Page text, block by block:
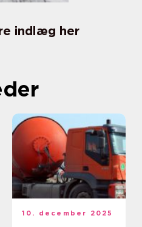
indlæg her
10. december 2025